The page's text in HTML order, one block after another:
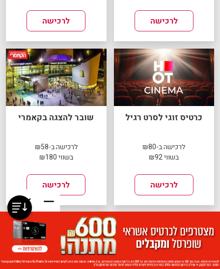
לרכישה לרכישה
כרטיס זוגי לסרט רגיל
לרכישה ב-₪80
בשווי ₪92
לרכישה
שובר להצגה בקאמרי
לרכישה ב-₪58
בשווי ₪180
לרכישה